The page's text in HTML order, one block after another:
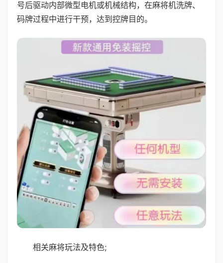
号后驱动内部微型电机或机械结构，在麻将机洗牌、
码牌过程中进行干预，达到控牌目的。
相关麻将玩法及特色;